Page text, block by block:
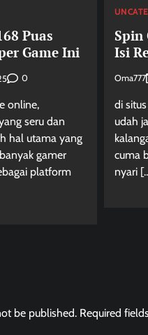
Puas
Game Ini
0
online,
seru dan
hal utama yang
gamer
platform
Spin
Isi
Oma777
di
udah
cuma
nyari
be published. Required